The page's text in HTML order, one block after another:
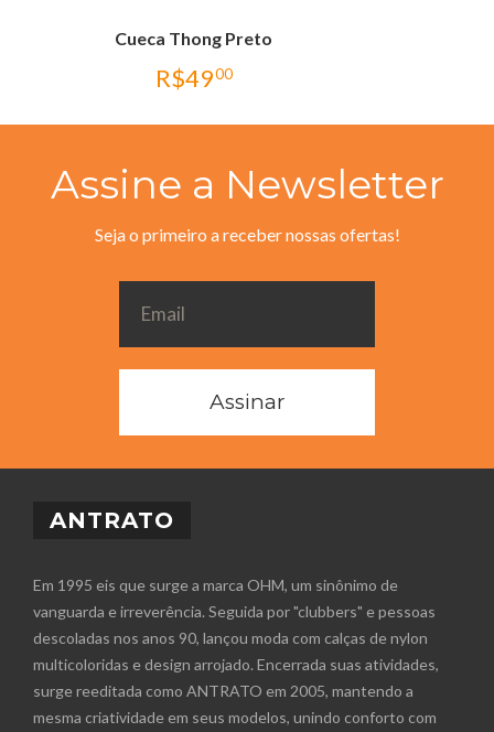
Cueca Thong Preto
R$4900
Assine a Newsletter
Seja o primeiro a receber nossas ofertas!
Assinar
ANTRATO
Em 1995 eis que surge a marca OHM, um sinônimo de
vanguarda e irreverência. Seguida por "clubbers" e pessoas
descoladas nos anos 90, lançou moda com calças de nylon
multicoloridas e design arrojado. Encerrada suas atividades,
surge reeditada como ANTRATO em 2005, mantendo a
mesma criatividade em seus modelos, unindo conforto com